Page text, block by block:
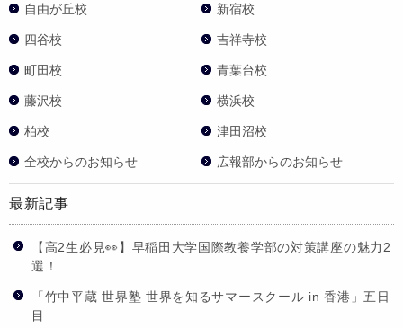
自由が丘校 新宿校
四谷校 吉祥寺校
町田校 青葉台校
藤沢校 横浜校
柏校 津田沼校
全校からのお知らせ 広報部からのお知らせ
最新記事
【高2生必見👀】早稲田大学国際教養学部の対策講座の魅力2
選！
「竹中平蔵 世界塾 世界を知るサマースクール in 香港」五日
目